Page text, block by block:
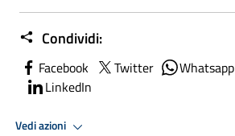
Condividi:
Facebook Twitter Whatsapp
LinkedIn
Vedi azioni